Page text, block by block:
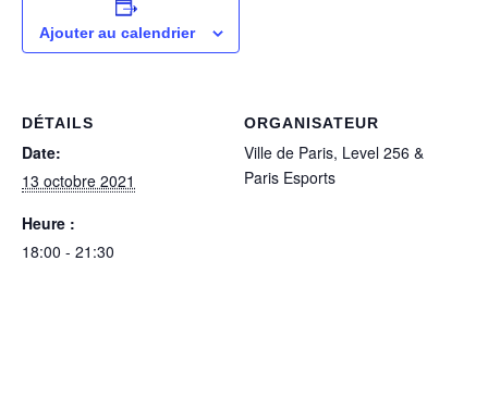
Ajouter au calendrier
DÉTAILS
Date:
13 octobre 2021
Heure :
18:00 - 21:30
ORGANISATEUR
Ville de Paris, Level 256 &
Paris Esports